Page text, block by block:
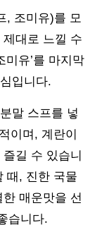
, 조미유)를 모
대로 느낄 수
미유’를 마지막
입니다.
말 스프를 넣
이며, 계란이
길 수 있습니
때, 진한 국물
매운맛을 선
습니다.